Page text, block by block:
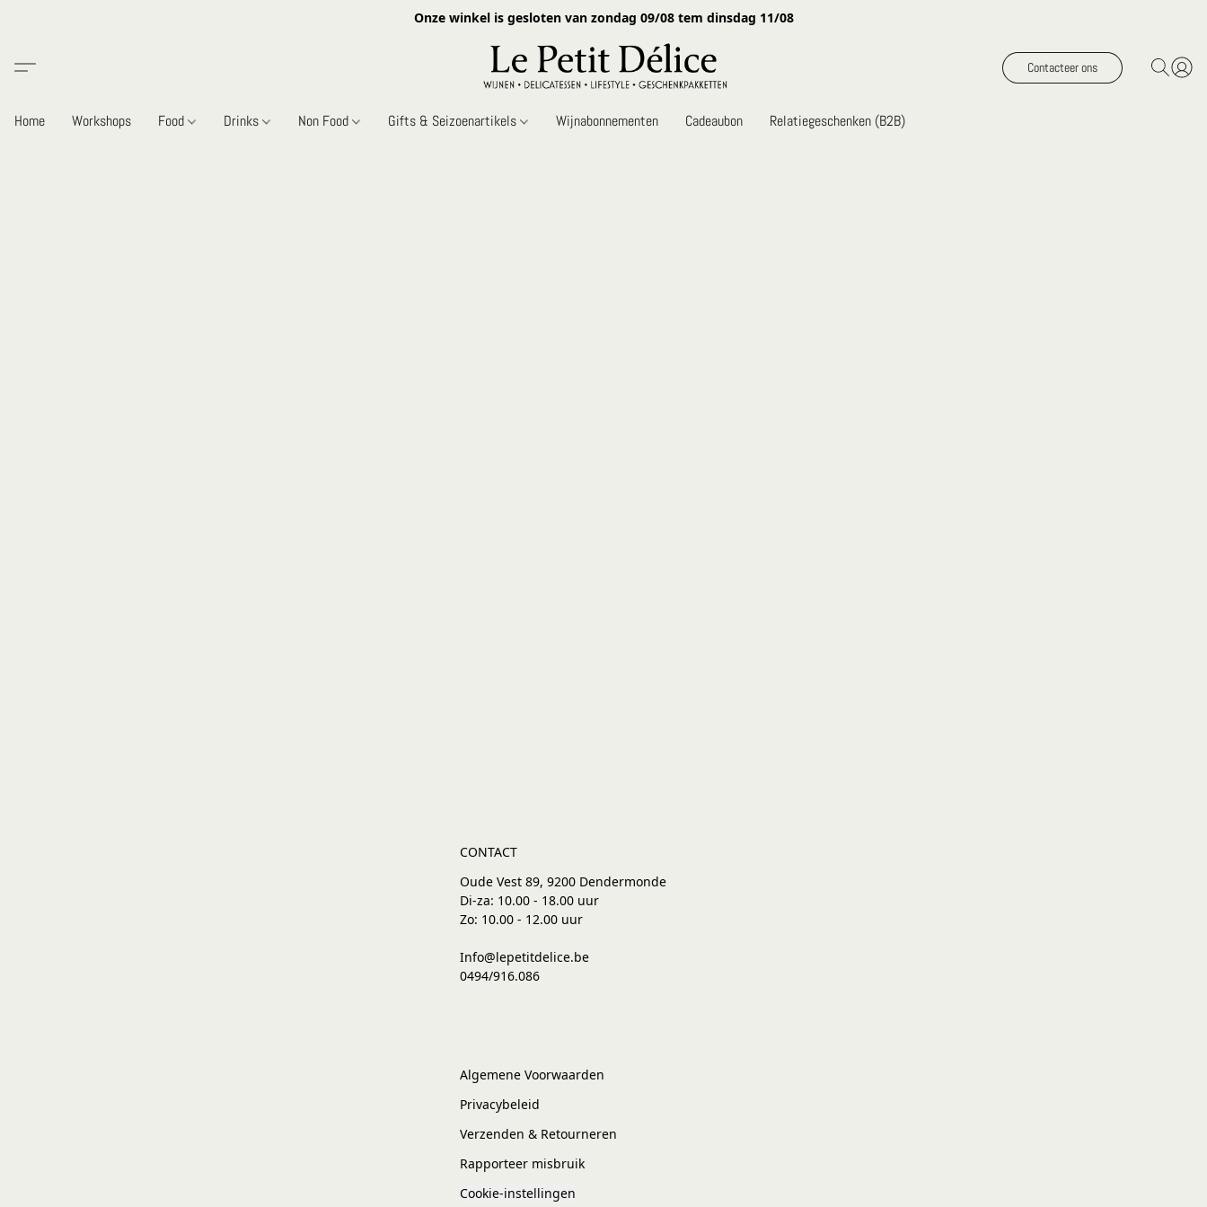
Onze winkel is gesloten van zondag 09/08 tem dinsdag 11/08
Contacteer ons
Home Workshops Food Drinks Non Food Gifts & Seizoenartikels Wijnabonnementen Cadeaubon Relatiegeschenken (B2B)
CONTACT
Oude Vest 89, 9200 Dendermonde
Di-za: 10.00 - 18.00 uur
Zo: 10.00 - 12.00 uur
Info@lepetitdelice.be
0494/916.086
Algemene Voorwaarden
Privacybeleid
Verzenden & Retourneren
Rapporteer misbruik
Cookie-instellingen